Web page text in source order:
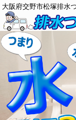
大阪府交野市松塚排水